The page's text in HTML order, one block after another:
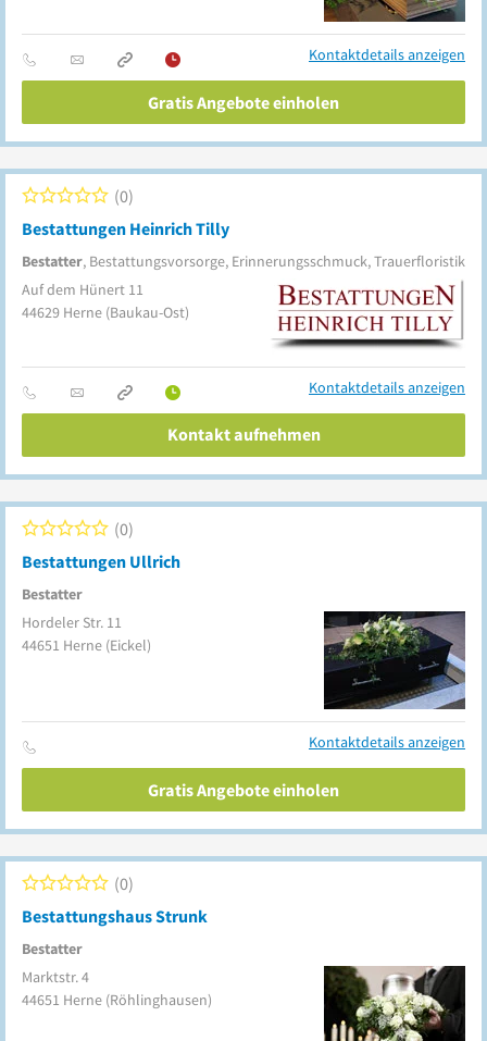
Kontaktdetails anzeigen
Gratis Angebote einholen
Bestattungen Heinrich Tilly
Bestatter, Bestattungsvorsorge, Erinnerungsschmuck, Trauerfloristik
0
Auf dem Hünert 11
44629 Herne (Baukau-Ost)
Kontaktdetails anzeigen
Kontakt aufnehmen
Bestattungen Ullrich
Bestatter
0
Hordeler Str. 11
44651 Herne (Eickel)
Kontaktdetails anzeigen
Gratis Angebote einholen
Bestattungshaus Strunk
Bestatter
0
Marktstr. 4
44651 Herne (Röhlinghausen)